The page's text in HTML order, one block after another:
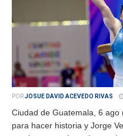
PORJOSUE DAVID ACEVEDO RIVAS
Ciudad de Guatemala, 6
para hacer historia y Jorge